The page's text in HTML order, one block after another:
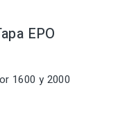
EPO
1600 y 2000